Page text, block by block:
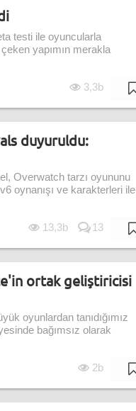
testi ile oyuncularla
yapımın merakla
3,3b
duyuruldu:
Overwatch tarzı oyununu
oynanışı ve karakterleri ile
13,3b 13
ortak geliştiricisi
oyunlardan tanıdığımız
bağımsız olarak
2b